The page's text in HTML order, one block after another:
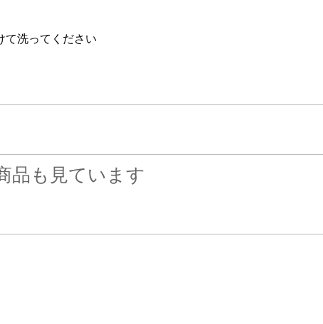
て洗ってください
品も見ています